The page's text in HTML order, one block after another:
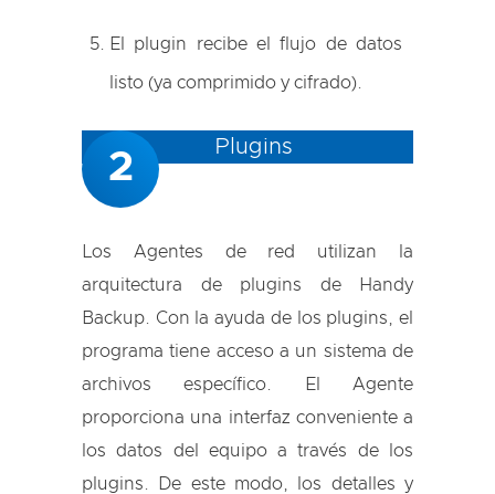
El plugin recibe el flujo de datos
listo (ya comprimido y cifrado).
2 Plugins
Los Agentes de red utilizan la
arquitectura de plugins de Handy
Backup. Con la ayuda de los plugins, el
programa tiene acceso a un sistema de
archivos específico. El Agente
proporciona una interfaz conveniente a
los datos del equipo a través de los
plugins. De este modo, los detalles y